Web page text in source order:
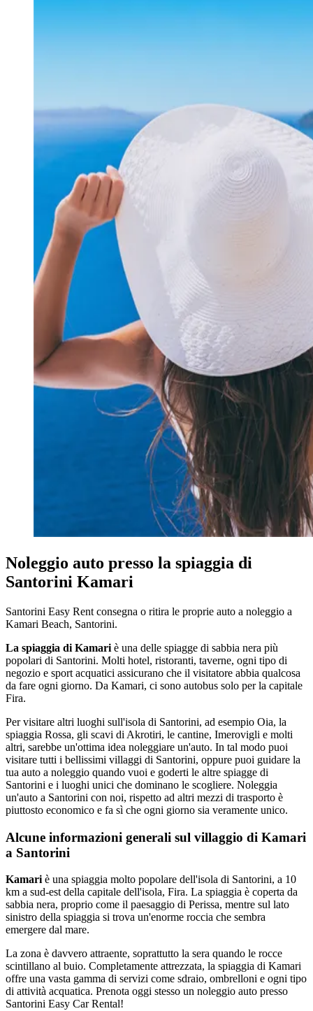
Noleggio auto presso la spiaggia di
Santorini Kamari
Santorini Easy Rent consegna o ritira le proprie auto a noleggio a
Kamari Beach, Santorini.
La spiaggia di Kamari è una delle spiagge di sabbia nera più
popolari di Santorini. Molti hotel, ristoranti, taverne, ogni tipo di
negozio e sport acquatici assicurano che il visitatore abbia qualcosa
da fare ogni giorno. Da Kamari, ci sono autobus solo per la capitale
Fira.
Per visitare altri luoghi sull'isola di Santorini, ad esempio Oia, la
spiaggia Rossa, gli scavi di Akrotiri, le cantine, Imerovigli e molti
altri, sarebbe un'ottima idea noleggiare un'auto. In tal modo puoi
visitare tutti i bellissimi villaggi di Santorini, oppure puoi guidare la
tua auto a noleggio quando vuoi e goderti le altre spiagge di
Santorini e i luoghi unici che dominano le scogliere. Noleggia
un'auto a Santorini con noi, rispetto ad altri mezzi di trasporto è
piuttosto economico e fa sì che ogni giorno sia veramente unico.
Alcune informazioni generali sul villaggio di Kamari
a Santorini
Kamari è una spiaggia molto popolare dell'isola di Santorini, a 10
km a sud-est della capitale dell'isola, Fira. La spiaggia è coperta da
sabbia nera, proprio come il paesaggio di Perissa, mentre sul lato
sinistro della spiaggia si trova un'enorme roccia che sembra
emergere dal mare.
La zona è davvero attraente, soprattutto la sera quando le rocce
scintillano al buio. Completamente attrezzata, la spiaggia di Kamari
offre una vasta gamma di servizi come sdraio, ombrelloni e ogni tipo
di attività acquatica. Prenota oggi stesso un noleggio auto presso
Santorini Easy Car Rental!